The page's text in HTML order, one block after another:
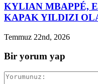
KYLIAN MBAPPÉ,
KAPAK YILDIZI
Temmuz 22nd, 2026
Bir yorum yap